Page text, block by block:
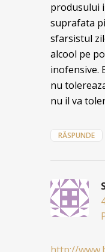
produsului
suprafata
sfarsistul
alcool pe
inofensive.
nu
nu il va
RĂSPUNDE